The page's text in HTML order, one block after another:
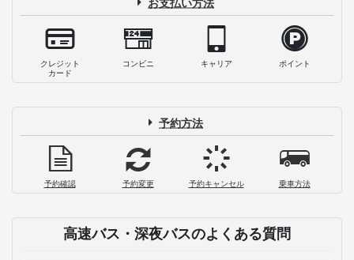
お支払い方法
クレジット
カード
コンビニ キャリア ポイント
予約方法
予約確認 予約変更 予約キャンセル 乗車方法
高速バス・深夜バスのよくある質問